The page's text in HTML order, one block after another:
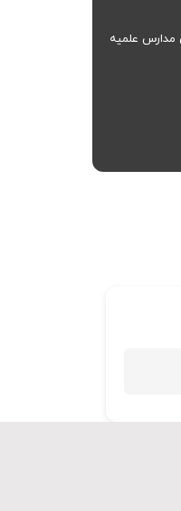
مدارس علمیه